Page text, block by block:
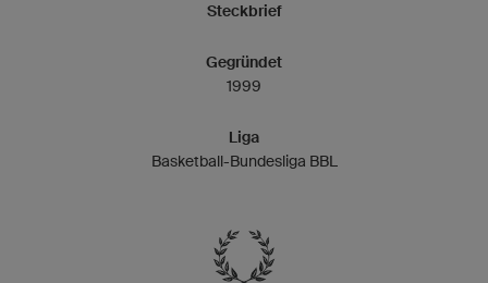
Steckbrief
Gegründet
1999
Liga
Basketball-Bundesliga BBL